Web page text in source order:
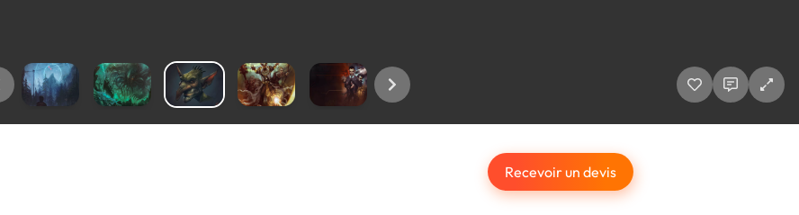
Recevoir un devis